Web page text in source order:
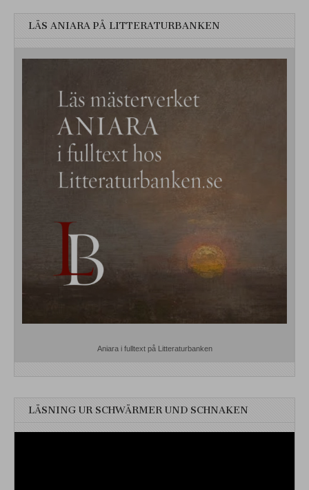
LÄS ANIARA PÅ LITTERATURBANKEN
Aniara i fulltext på Litteraturbanken
LÄSNING UR SCHWÄRMER UND SCHNAKEN